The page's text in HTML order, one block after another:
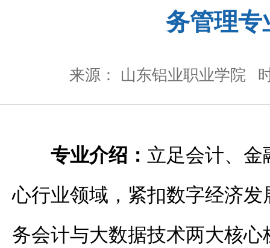
务管理专
来源： 山东铝业职业学院
专业介绍： 立足会计、
心行业领域，紧扣数字经济
务会计与大数据技术两大核心